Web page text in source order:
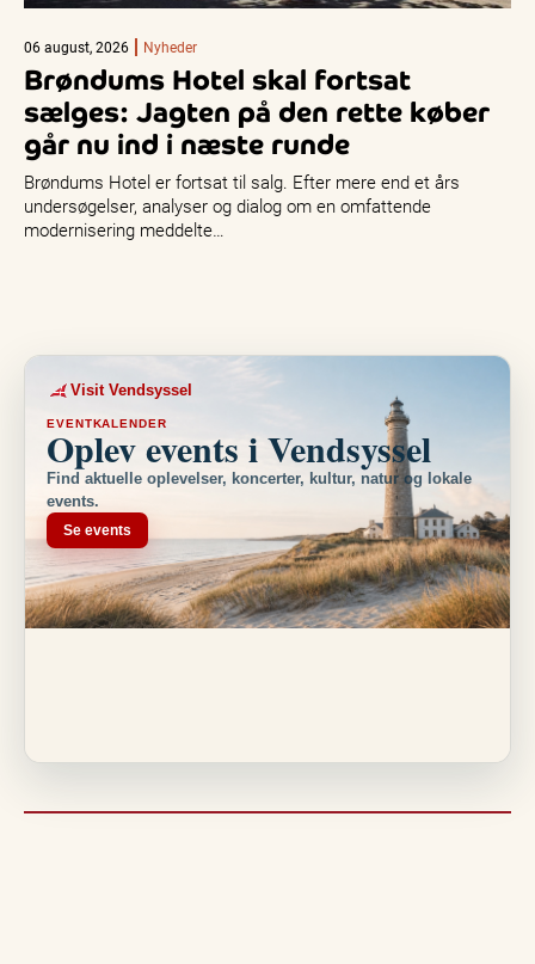
06 august, 2026 Nyheder
Brøndums Hotel skal fortsat
sælges: Jagten på den rette køber
går nu ind i næste runde
Brøndums Hotel er fortsat til salg. Efter mere end et års
undersøgelser, analyser og dialog om en omfattende
modernisering meddelte…
Visit Vendsyssel
EVENTKALENDER
Oplev events i Vendsyssel
Find aktuelle oplevelser, koncerter, kultur, natur og lokale
events.
Se events